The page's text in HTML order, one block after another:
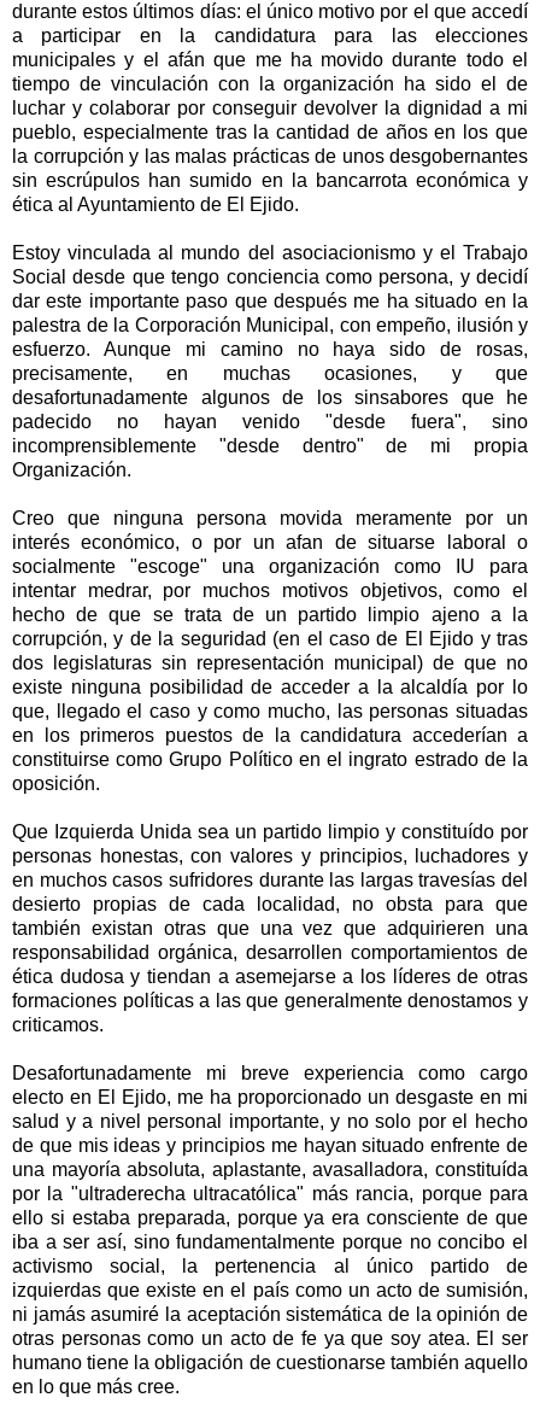
durante estos últimos días: el único motivo por el que accedí
a participar en la candidatura para las elecciones
municipales y el afán que me ha movido durante todo el
tiempo de vinculación con la organización ha sido el de
luchar y colaborar por conseguir devolver la dignidad a mi
pueblo, especialmente tras la cantidad de años en los que
la corrupción y las malas prácticas de unos desgobernantes
sin escrúpulos han sumido en la bancarrota económica y
ética al Ayuntamiento de El Ejido.
Estoy vinculada al mundo del asociacionismo y el Trabajo
Social desde que tengo conciencia como persona, y decidí
dar este importante paso que después me ha situado en la
palestra de la Corporación Municipal, con empeño, ilusión y
esfuerzo. Aunque mi camino no haya sido de rosas,
precisamente, en muchas ocasiones, y que
desafortunadamente algunos de los sinsabores que he
padecido no hayan venido "desde fuera", sino
incomprensiblemente "desde dentro" de mi propia
Organización.
Creo que ninguna persona movida meramente por un
interés económico, o por un afan de situarse laboral o
socialmente "escoge" una organización como IU para
intentar medrar, por muchos motivos objetivos, como el
hecho de que se trata de un partido limpio ajeno a la
corrupción, y de la seguridad (en el caso de El Ejido y tras
dos legislaturas sin representación municipal) de que no
existe ninguna posibilidad de acceder a la alcaldía por lo
que, llegado el caso y como mucho, las personas situadas
en los primeros puestos de la candidatura accederían a
constituirse como Grupo Político en el ingrato estrado de la
oposición.
Que Izquierda Unida sea un partido limpio y constituído por
personas honestas, con valores y principios, luchadores y
en muchos casos sufridores durante las largas travesías del
desierto propias de cada localidad, no obsta para que
también existan otras que una vez que adquirieren una
responsabilidad orgánica, desarrollen comportamientos de
ética dudosa y tiendan a asemejarse a los líderes de otras
formaciones políticas a las que generalmente denostamos y
criticamos.
Desafortunadamente mi breve experiencia como cargo
electo en El Ejido, me ha proporcionado un desgaste en mi
salud y a nivel personal importante, y no solo por el hecho
de que mis ideas y principios me hayan situado enfrente de
una mayoría absoluta, aplastante, avasalladora, constituída
por la "ultraderecha ultracatólica" más rancia, porque para
ello si estaba preparada, porque ya era consciente de que
iba a ser así, sino fundamentalmente porque no concibo el
activismo social, la pertenencia al único partido de
izquierdas que existe en el país como un acto de sumisión,
ni jamás asumiré la aceptación sistemática de la opinión de
otras personas como un acto de fe ya que soy atea. El ser
humano tiene la obligación de cuestionarse también aquello
en lo que más cree.